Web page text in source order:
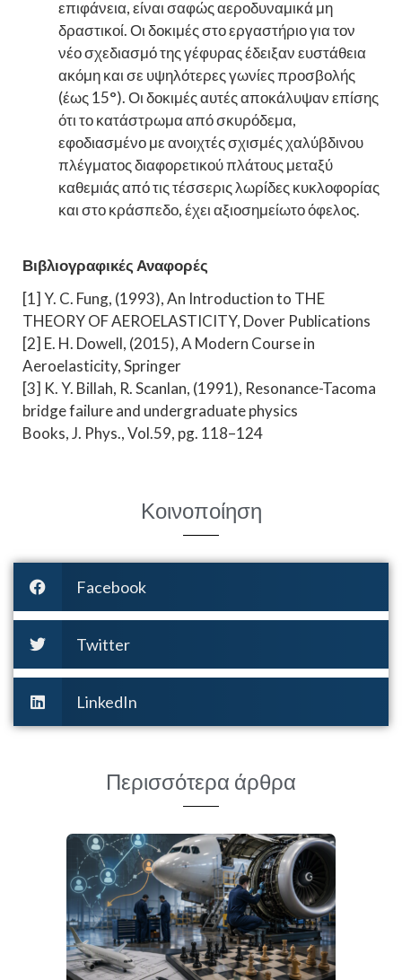
επιφάνεια, είναι σαφώς αεροδυναμικά μη
δραστικοί. Οι δοκιμές στο εργαστήριο για τον
νέο σχεδιασμό της γέφυρας έδειξαν ευστάθεια
ακόμη και σε υψηλότερες γωνίες προσβολής
(έως 15°). Οι δοκιμές αυτές αποκάλυψαν επίσης
ότι το κατάστρωμα από σκυρόδεμα,
εφοδιασμένο με ανοιχτές σχισμές χαλύβδινου
πλέγματος διαφορετικού πλάτους μεταξύ
καθεμιάς από τις τέσσερις λωρίδες κυκλοφορίας
και στο κράσπεδο, έχει αξιοσημείωτο όφελος.
Βιβλιογραφικές Αναφορές
[1] Y. C. Fung, (1993), An Introduction to THE
THEORY OF AEROELASTICITY, Dover Publications
[2] E. H. Dowell, (2015), A Modern Course in
Aeroelasticity, Springer
[3] K. Y. Billah, R. Scanlan, (1991), Resonance-Tacoma
bridge failure and undergraduate physics
Books, J. Phys., Vol.59, pg. 118–124
Κοινοποίηση
Facebook
Twitter
LinkedIn
Περισσότερα άρθρα